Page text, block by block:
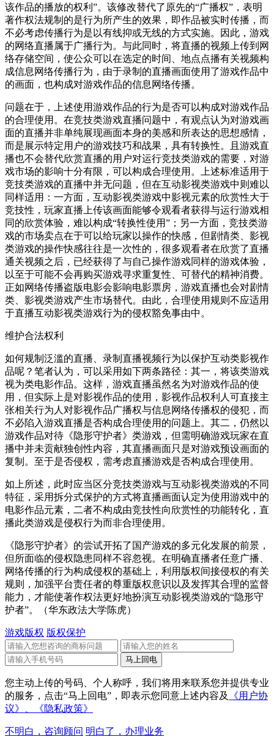
该作品的播放的权利”。该修改替代了原先的“广播权”，表明
著作权法规制的是行为所产生的效果，即作品被实时传播，而
不必考虑传播行为是以有线抑或无线的方式实施。因此，游戏
的网络直播属于广播行为。与此同时，将直播的视频上传到网
络存储空间，使公众可以在选定的时间、地点点播有关视频构
成信息网络传播行为，由于录制的直播画面使用了游戏作品中
的画面，也构成对游戏作品的信息网络传播。
问题在于，上述使用游戏作品的行为是否可以构成对游戏作品
的合理使用。在竞技类游戏直播问题中，有观点认为对游戏画
面的直播并非单纯展现画面本身的美感和所表达的思想感情，
而是展示特定用户的游戏技巧和战果，具有转换性。且游戏直
播也不会替代欣赏直播的用户对运行竞技类游戏的需要，对游
戏市场的影响十分有限，可以构成合理使用。上述标准适用于
竞技类游戏的直播中并无问题，但在互动影视类游戏中则难以
同样适用：一方面，互动影视类游戏中影视元素的欣赏性大于
竞技性，玩家直播上传该画面能够令观看者获得与运行游戏相
同的欣赏体验，难以构成“转换性使用”；另一方面，竞技类游
戏的市场卖点在于可以给玩家以操作的快感，但剧情类、影视
类游戏的操作快感往往是一次性的，很多观看者在欣赏了直播
通关视频之后，已经获得了与自己操作游戏同样的游戏体验，
以至于可能不会再购买游戏寻求重复性、可替代的精神消费。
正如网络传播盗版电影会影响电影票房，游戏直播也会对剧情
类、影视类游戏产生市场替代。由此，合理使用规则不应适用
于直播互动影视类游戏行为的侵权豁免事由中。
维护合法权利
如何规制泛滥的直播、录制直播视频行为以保护互动类影视作
品呢？笔者认为，可以采用如下两条路径：其一，将该类游戏
视为类电影作品。这样，游戏直播虽然名为对游戏作品的使
用，但实际上是对影视作品的使用，影视作品权利人可直接主
张相关行为人对影视作品广播权与信息网络传播权的侵犯，而
不必陷入游戏直播是否构成合理使用的问题上。其二，仍然以
游戏作品对待《隐形守护者》类游戏，但需明确游戏玩家在直
播中并未贡献独创性内容，其直播画面只是对游戏预设画面的
复制。至于是否侵权，需考虑直播游戏是否构成合理使用。
如上所述，此时应当区分竞技类游戏与互动影视类游戏的不同
特征，采用拆分式保护的方式将直播画面认定为使用游戏中的
电影作品元素，二者不构成由竞技性向欣赏性的功能转化，直
播此类游戏是侵权行为而非合理使用。
《隐形守护者》的尝试开拓了国产游戏的多元化发展的前景，
但所面临的侵权隐患同样不容忽视。在明确直播者任意广播、
网络传播的行为构成侵权的基础上，利用版权间接侵权的有关
规则，加强平台责任者的尊重版权意识以及发挥其合理的监督
能力，才能使著作权法更好地扮演互动影视类游戏的“隐形守
护者”。（华东政法大学陈虎）
游戏版权 版权保护
您主动上传的号码、个人称呼，我们将用来联系您并提供专业
的服务，点击“马上回电”，即表示您同意上述内容及
《用户协
议》、
《隐私政策》
不明白，咨询顾问 明白了，办理业务